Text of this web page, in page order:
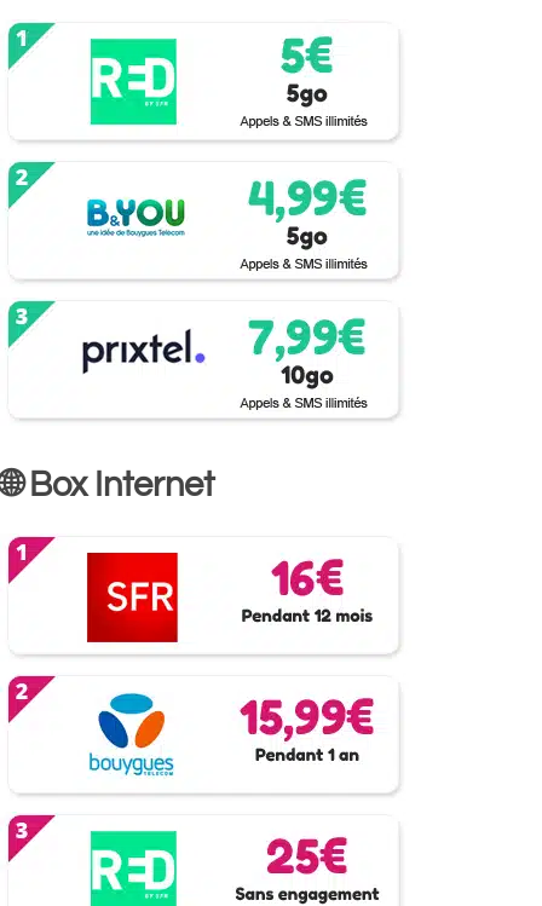
🌐 Box Internet